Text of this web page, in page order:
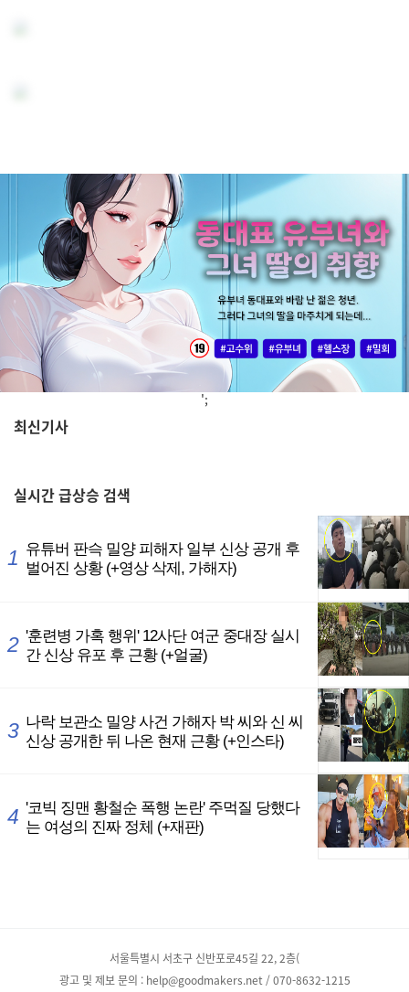
';
최신기사
실시간급상승 검색
서울특별시 서초구 신반포로45길 22, 2층(
광고 및 제보 문의 : help@goodmakers.net / 070-8632-1215